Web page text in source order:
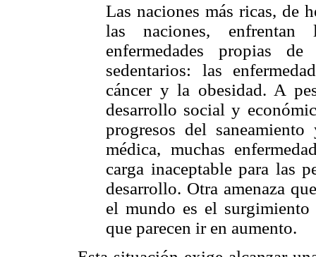
Las naciones más ricas, de
las naciones, enfrentan
enfermedades propias
sedentarios: las
cáncer y la obesidad. A
desarrollo social y
progresos del
médica, muchas
carga inaceptable para las
desarrollo. Otra amenaza
el mundo es el surgimiento
que parecen ir en aumento.